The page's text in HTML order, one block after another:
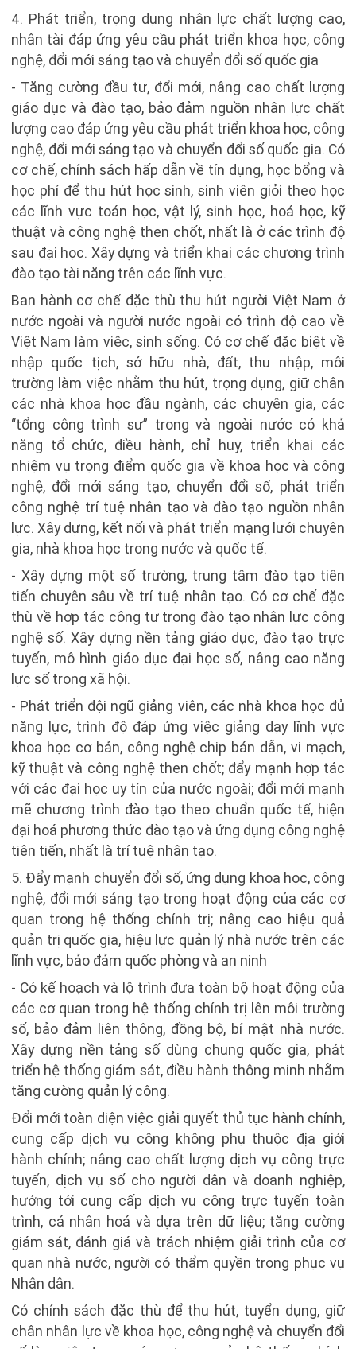
4. Phát triển, trọng dụng nhân lực chất lượng cao,
nhân tài đáp ứng yêu cầu phát triển khoa học, công
nghệ, đổi mới sáng tạo và chuyển đổi số quốc gia
- Tăng cường đầu tư, đổi mới, nâng cao chất lượng
giáo dục và đào tạo, bảo đảm nguồn nhân lực chất
lượng cao đáp ứng yêu cầu phát triển khoa học, công
nghệ, đổi mới sáng tạo và chuyển đổi số quốc gia. Có
cơ chế, chính sách hấp dẫn về tín dụng, học bổng và
học phí để thu hút học sinh, sinh viên giỏi theo học
các lĩnh vực toán học, vật lý, sinh học, hoá học, kỹ
thuật và công nghệ then chốt, nhất là ở các trình độ
sau đại học. Xây dựng và triển khai các chương trình
đào tạo tài năng trên các lĩnh vực.
Ban hành cơ chế đặc thù thu hút người Việt Nam ở
nước ngoài và người nước ngoài có trình độ cao về
Việt Nam làm việc, sinh sống. Có cơ chế đặc biệt về
nhập quốc tịch, sở hữu nhà, đất, thu nhập, môi
trường làm việc nhằm thu hút, trọng dụng, giữ chân
các nhà khoa học đầu ngành, các chuyên gia, các
“tổng công trình sư” trong và ngoài nước có khả
năng tổ chức, điều hành, chỉ huy, triển khai các
nhiệm vụ trọng điểm quốc gia về khoa học và công
nghệ, đổi mới sáng tạo, chuyển đổi số, phát triển
công nghệ trí tuệ nhân tạo và đào tạo nguồn nhân
lực. Xây dựng, kết nối và phát triển mạng lưới chuyên
gia, nhà khoa học trong nước và quốc tế.
- Xây dựng một số trường, trung tâm đào tạo tiên
tiến chuyên sâu về trí tuệ nhân tạo. Có cơ chế đặc
thù về hợp tác công tư trong đào tạo nhân lực công
nghệ số. Xây dựng nền tảng giáo dục, đào tạo trực
tuyến, mô hình giáo dục đại học số, nâng cao năng
lực số trong xã hội.
- Phát triển đội ngũ giảng viên, các nhà khoa học đủ
năng lực, trình độ đáp ứng việc giảng dạy lĩnh vực
khoa học cơ bản, công nghệ chip bán dẫn, vi mạch,
kỹ thuật và công nghệ then chốt; đẩy mạnh hợp tác
với các đại học uy tín của nước ngoài; đổi mới mạnh
mẽ chương trình đào tạo theo chuẩn quốc tế, hiện
đại hoá phương thức đào tạo và ứng dụng công nghệ
tiên tiến, nhất là trí tuệ nhân tạo.
5. Đẩy mạnh chuyển đổi số, ứng dụng khoa học, công
nghệ, đổi mới sáng tạo trong hoạt động của các cơ
quan trong hệ thống chính trị; nâng cao hiệu quả
quản trị quốc gia, hiệu lực quản lý nhà nước trên các
lĩnh vực, bảo đảm quốc phòng và an ninh
- Có kế hoạch và lộ trình đưa toàn bộ hoạt động của
các cơ quan trong hệ thống chính trị lên môi trường
số, bảo đảm liên thông, đồng bộ, bí mật nhà nước.
Xây dựng nền tảng số dùng chung quốc gia, phát
triển hệ thống giám sát, điều hành thông minh nhằm
tăng cường quản lý công.
Đổi mới toàn diện việc giải quyết thủ tục hành chính,
cung cấp dịch vụ công không phụ thuộc địa giới
hành chính; nâng cao chất lượng dịch vụ công trực
tuyến, dịch vụ số cho người dân và doanh nghiệp,
hướng tới cung cấp dịch vụ công trực tuyến toàn
trình, cá nhân hoá và dựa trên dữ liệu; tăng cường
giám sát, đánh giá và trách nhiệm giải trình của cơ
quan nhà nước, người có thẩm quyền trong phục vụ
Nhân dân.
Có chính sách đặc thù để thu hút, tuyển dụng, giữ
chân nhân lực về khoa học, công nghệ và chuyển đổi